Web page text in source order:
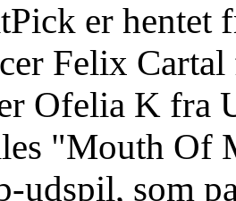
er hentet
Felix
Ofelia K fra
"Mouth Of
udspil, som